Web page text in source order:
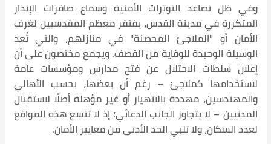
وفي ظل تصاعد التوترات الأمنية وسماع صافرات الإنذار
المتكررة في مدينة القدس، يفتقر معظم المقدسيين لغرف
الأمان أو "الملاجئ المحصنة" في منازلهم، والتي تُعد
الوسيلة الوحيدة للوقاية من القصف. ويجمع مختصون على أن
إعلان سلطات الاحتلال عن فتح مدارس ومؤسسات عامة
لاستخدامها كملاجئ – رغم أن بعضها، بحسب الأهالي
والمهندسين، مهددة بالانهيار أو غير مؤهلة أصلًا لاستقبال
المدنيين – لا يتجاوز الجانب الدعائي؛ إذ لا تتسع هذه المواقع
لعدد السكان، ولا تلبي الحد الأدنى من معايير الأمان.